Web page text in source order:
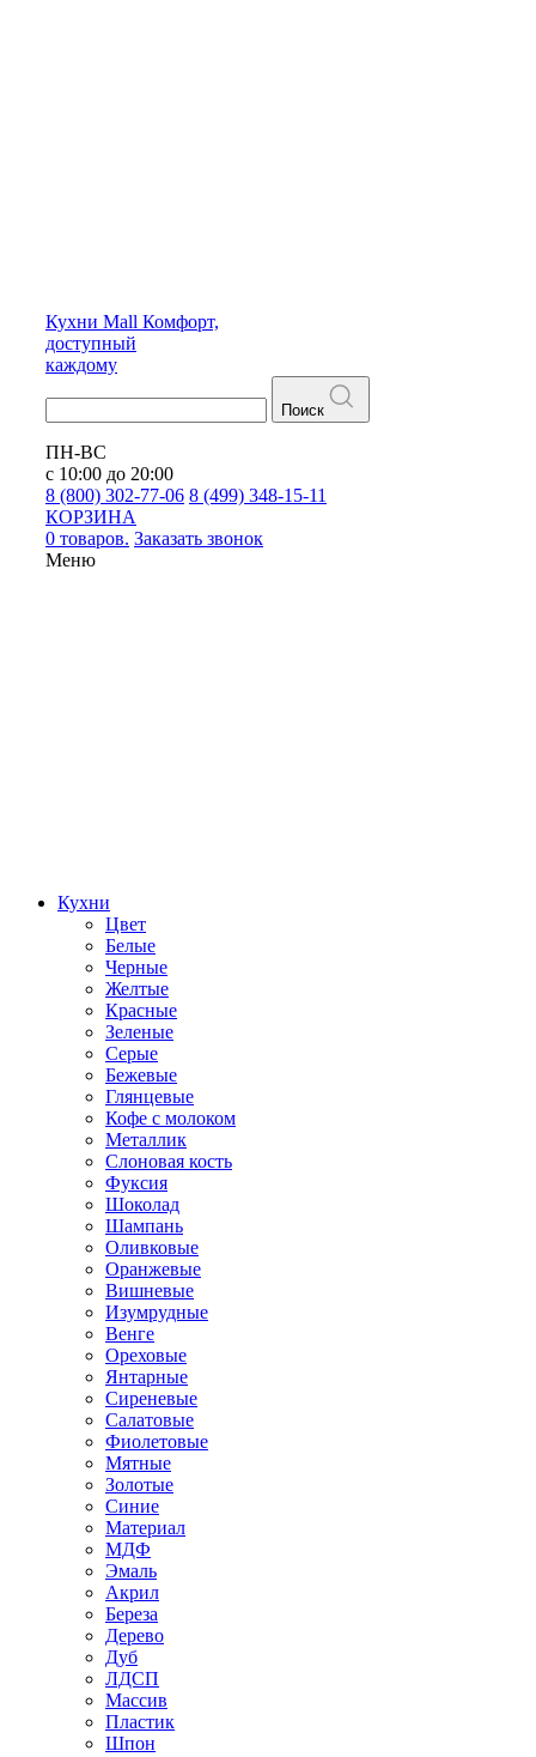
Кухни Mall Комфорт,
доступный
каждому
Поиск
ПН-ВС
с 10:00 до 20:00
8 (800) 302-77-06 8 (499) 348-15-11
КОРЗИНА
0 товаров. Заказать звонок
Меню
Кухни
Цвет
Белые
Черные
Желтые
Красные
Зеленые
Серые
Бежевые
Глянцевые
Кофе с молоком
Металлик
Слоновая кость
Фуксия
Шоколад
Шампань
Оливковые
Оранжевые
Вишневые
Изумрудные
Венге
Ореховые
Янтарные
Сиреневые
Салатовые
Фиолетовые
Мятные
Золотые
Синие
Материал
МДФ
Эмаль
Акрил
Береза
Дерево
Дуб
ЛДСП
Массив
Пластик
Шпон